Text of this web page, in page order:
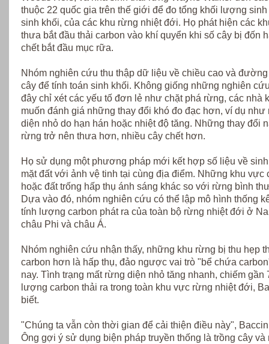
thuộc 22 quốc gia trên thế giới để đo tổng khối lượng sinh
sinh khối, của các khu rừng nhiệt đới. Họ phát hiện các
thưa bắt đầu thải carbon vào khí quyển khi số cây bị đốn
chết bắt đầu mục rữa.
Nhóm nghiên cứu thu thập dữ liệu về chiều cao và
cây để tính toán sinh khối. Không giống những nghiên
đây chỉ xét các yếu tố đơn lẻ như chặt phá rừng, các nhà
muốn đánh giá những thay đổi khó đo đạc hơn, ví dụ như
diện nhỏ do hạn hán hoặc nhiệt độ tăng. Những thay đổi
rừng trở nên thưa hơn, nhiều cây chết hơn.
Họ sử dụng một phương pháp mới kết hợp số liệu về
mặt đất với ảnh vệ tinh tại cùng địa điểm. Những khu vực
hoặc đất trống hấp thụ ánh sáng khác so với rừng bình
Dựa vào đó, nhóm nghiên cứu có thể lập mô hình thống
tính lượng carbon phát ra của toàn bộ rừng nhiệt đới ở
châu Phi và châu Á.
Nhóm nghiên cứu nhận thấy, những khu rừng bị thu hẹp
carbon hơn là hấp thụ, đảo ngược vai trò "bể chứa
nay. Tình trạng mất rừng diện nhỏ tăng nhanh, chiếm gần
lượng carbon thải ra trong toàn khu vực rừng nhiệt đới,
biết.
"Chúng ta vẫn còn thời gian để cải thiện điều này",
Ông gợi ý sử dụng biện pháp truyền thống là trồng cây và